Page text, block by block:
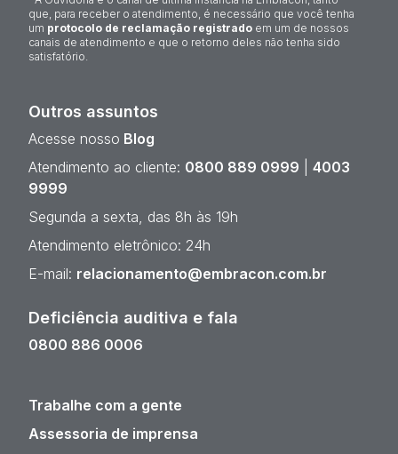
que, para receber o atendimento, é necessário que você tenha
um protocolo de reclamação registrado em um de nossos
canais de atendimento e que o retorno deles não tenha sido
satisfatório.
Outros assuntos
Acesse nosso Blog
Atendimento ao cliente: 0800 889 0999
4003
9999
Segunda a sexta, das 8h às 19h
Atendimento eletrônico: 24h
E-mail: relacionamento@embracon.com.br
Deficiência auditiva e fala
0800 886 0006
Trabalhe com a gente
Assessoria de imprensa